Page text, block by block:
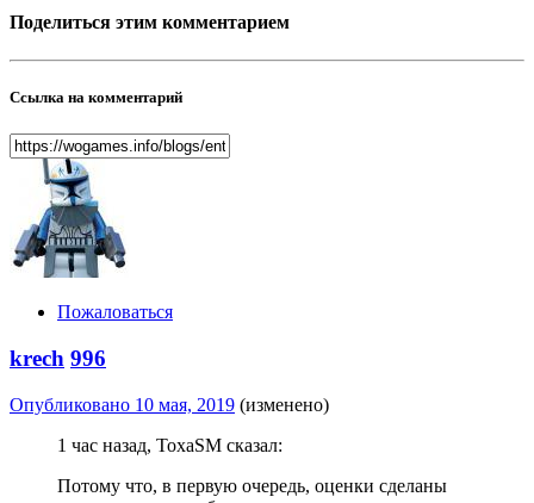
Поделиться этим комментарием
Ссылка на комментарий
Пожаловаться
krech 996
Опубликовано 10 мая, 2019 (изменено)
1 час назад, ToxaSM сказал:
Потому что, в первую очередь, оценки сделаны